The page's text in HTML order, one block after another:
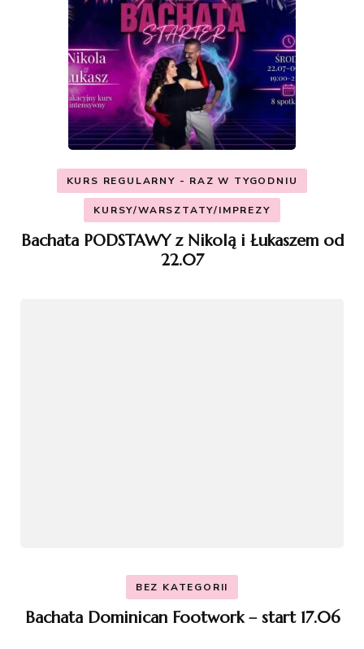
KURS REGULARNY - RAZ W TYGODNIU
KURSY/WARSZTATY/IMPREZY
Bachata PODSTAWY z Nikolą i Łukaszem od
22.07
BEZ KATEGORII
Bachata Dominican Footwork – start 17.06